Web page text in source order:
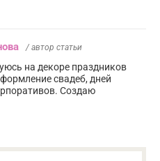
/ автор статьи
на декоре праздников
свадеб, дней
Создаю